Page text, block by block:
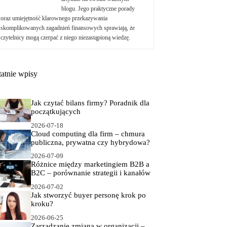
blogu. Jego praktyczne porady
oraz umiejętność klarownego przekazywania
skomplikowanych zagadnień finansowych sprawiają, że
czytelnicy mogą czerpać z niego niezastąpioną wiedzę.
wpisy
Jak czytać bilans firmy? Poradnik dla
początkujących
2026-07-18
Cloud computing dla firm – chmura
publiczna, prywatna czy hybrydowa?
2026-07-09
Różnice między marketingiem B2B a
B2C – porównanie strategii i kanałów
2026-07-02
Jak stworzyć buyer personę krok po
kroku?
2026-06-25